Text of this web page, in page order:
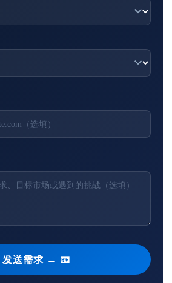
发送需求 → 📧